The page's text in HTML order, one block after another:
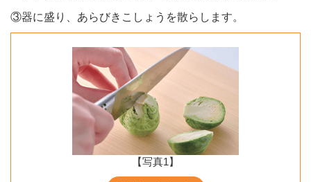
③器に盛り、あらびきこしょうを散らします。
【写真1】